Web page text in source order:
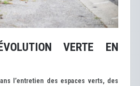
VERTE EN
l’entretien des espaces verts, des